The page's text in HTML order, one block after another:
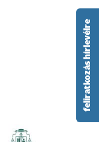
feliratkozás hírlevélre